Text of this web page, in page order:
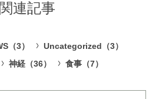
関連記事
（3）
Uncategorized（3）
神経（36） 食事（7）